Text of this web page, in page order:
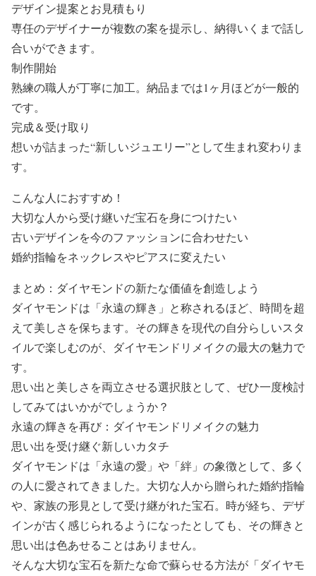
デザイン提案とお見積もり
専任のデザイナーが複数の案を提示し、納得いくまで話し
合いができます。
制作開始
熟練の職人が丁寧に加工。納品までは1ヶ月ほどが一般的
です。
完成＆受け取り
想いが詰まった“新しいジュエリー”として生まれ変わりま
す。
こんな人におすすめ！
大切な人から受け継いだ宝石を身につけたい
古いデザインを今のファッションに合わせたい
婚約指輪をネックレスやピアスに変えたい
まとめ：ダイヤモンドの新たな価値を創造しよう
ダイヤモンドは「永遠の輝き」と称されるほど、時間を超
えて美しさを保ちます。その輝きを現代の自分らしいスタ
イルで楽しむのが、ダイヤモンドリメイクの最大の魅力で
す。
思い出と美しさを両立させる選択肢として、ぜひ一度検討
してみてはいかがでしょうか？
永遠の輝きを再び：ダイヤモンドリメイクの魅力
思い出を受け継ぐ新しいカタチ
ダイヤモンドは「永遠の愛」や「絆」の象徴として、多く
の人に愛されてきました。大切な人から贈られた婚約指輪
や、家族の形見として受け継がれた宝石。時が経ち、デザ
インが古く感じられるようになったとしても、その輝きと
思い出は色あせることはありません。
そんな大切な宝石を新たな命で蘇らせる方法が「ダイヤモ